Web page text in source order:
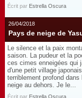
Écrit par Estrella Oscura
26/04/2018
Pays de neige de
Le silence et la paix
saison. La pudeur et la
ces cimes enneigées qui
d'une petit village
terriblement profond
neige au dehors. Je le...
Écrit par Estrella Oscura